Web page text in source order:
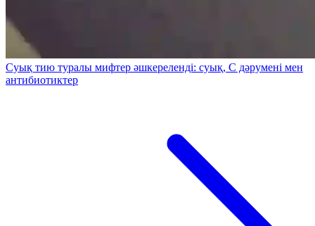
Суық тию туралы мифтер әшкереленді: суық, С дәрумені мен
антибиотиктер